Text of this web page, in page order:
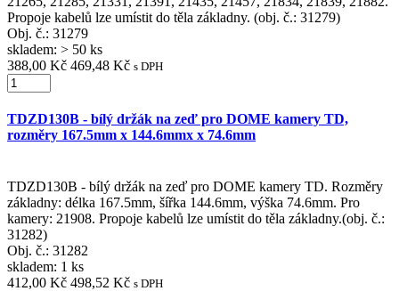
Propoje kabelů lze umístit do těla základny. (obj. č.: 31279)
Obj. č.: 31279
skladem: > 50 ks
388,00 Kč 469,48 Kč s DPH
TDZD130B - bílý držák na zeď pro DOME kamery TD,
rozměry 167.5mm x 144.6mmx x 74.6mm
TDZD130B - bílý držák na zeď pro DOME kamery TD. Rozměry
základny: délka 167.5mm, šířka 144.6mm, výška 74.6mm. Pro
kamery: 21908. Propoje kabelů lze umístit do těla základny.(obj. č.:
31282)
Obj. č.: 31282
skladem: 1 ks
412,00 Kč 498,52 Kč s DPH